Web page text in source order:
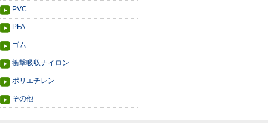
PVC
PFA
ゴム
衝撃吸収ナイロン
ポリエチレン
その他